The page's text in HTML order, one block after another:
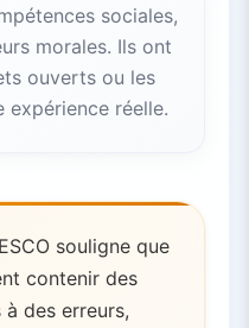
sociales,
morales. Ils ont
ouverts ou les
expérience réelle.
souligne que
contenir des
des erreurs,